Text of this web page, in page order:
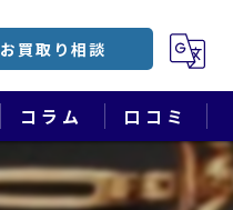
お買取り相談
コラム 口コミ